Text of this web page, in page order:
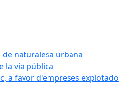
naturalesa urbana
la via pública
a favor d'empreses